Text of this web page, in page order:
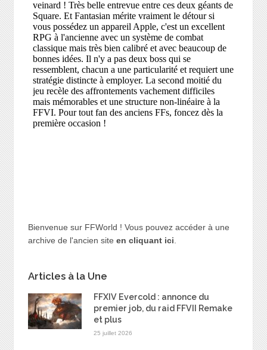
Bienvenue sur FFWorld ! Vous pouvez accéder à une
archive de l'ancien site en cliquant ici.
Articles à la Une
FFXIV Evercold : annonce du
premier job, du raid FFVII Remake
et plus
25 juillet 2026